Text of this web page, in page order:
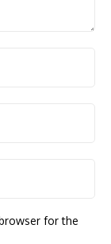
for the